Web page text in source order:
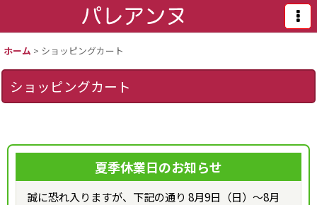
ホーム > ショッピングカート
ショッピングカート
夏季休業日のお知らせ
誠に恐れ入りますが、下記の通り 8月9日（日）～8月